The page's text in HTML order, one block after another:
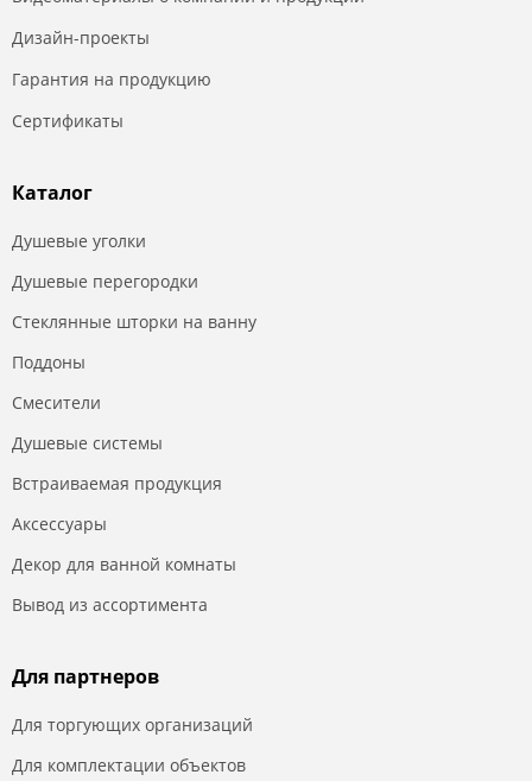
Дизайн-проекты
Гарантия на продукцию
Сертификаты
Каталог
Душевые уголки
Душевые перегородки
Стеклянные шторки на ванну
Поддоны
Смесители
Душевые системы
Встраиваемая продукция
Аксессуары
Декор для ванной комнаты
Вывод из ассортимента
Для партнеров
Для торгующих организаций
Для комплектации объектов